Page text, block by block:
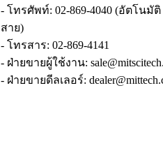
- โทรศัพท์: 02-869-4040 (อัตโนมัติ
สาย)
- โทรสาร: 02-869-4141
- ฝ่ายขายผู้ใช้งาน:
- ฝ่ายขายดีลเลอร์: